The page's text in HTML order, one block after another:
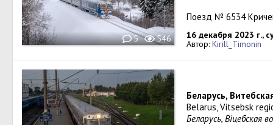
5 546
Поезд № 6534
16 декабря 2023 г.,
Автор: Kirill_Timonin
Беларусь,
Belarus, Vitsebsk
Беларусь, Віцебская